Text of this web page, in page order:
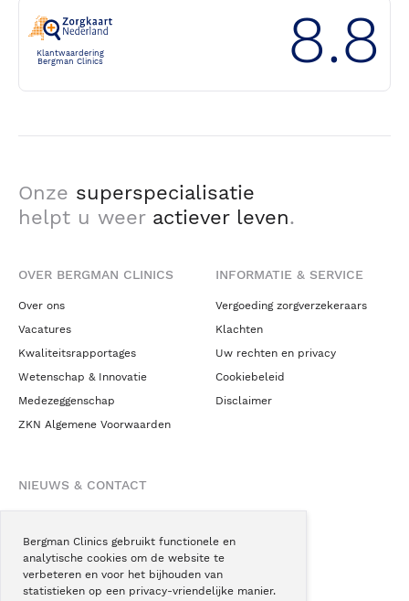
Bergman Clinics gebruikt functionele en
analytische cookies om de website te
verbeteren en voor het bijhouden van
statistieken op een privacy-vriendelijke manier.
Klantwaardering
Bergman Clinics
8.8
Onze superspecialisatie
helpt u weer actiever leven.
OVER BERGMAN CLINICS
Over ons
Vacatures
Kwaliteitsrapportages
Wetenschap & Innovatie
Medezeggenschap
ZKN Algemene Voorwaarden
INFORMATIE & SERVICE
Vergoeding zorgverzekeraars
Klachten
Uw rechten en privacy
Cookiebeleid
Disclaimer
NIEUWS & CONTACT
Blogs
Podcast
Pressroom